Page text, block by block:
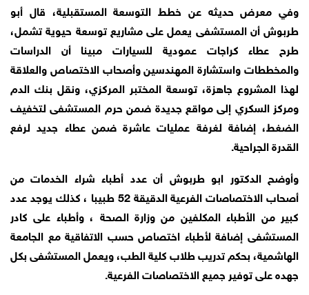
وفي معرض حديثه عن خطط التوسعة المستقبلية، قال أبو
طربوش أن المستشفى يعمل على مشاريع توسعة حيوية تشمل،
طرح عطاء كراجات عمودية للسيارات مبينا أن الدراسات
والمخططات واستشارة المهندسين وأصحاب الاختصاص والعلاقة
لهذا المشروع جاهزة، توسعة المختبر المركزي، ونقل بنك الدم
ومركز السكري إلى مواقع جديدة ضمن حرم المستشفى لتخفيف
الضغط، إضافة لغرفة عمليات عاشرة ضمن عطاء جديد لرفع
القدرة الجراحية.
وأوضح الدكتور ابو طربوش أن عدد أطباء شراء الخدمات من
أصحاب الاختصاصات الفرعية الدقيقة 52 طبيبا ، كذلك يوجد عدد
كبير من الأطباء المكلفين من وزارة الصحة ، وأطباء على كادر
المستشفى إضافة لأطباء اختصاص حسب الاتفاقية مع الجامعة
الهاشمية، بحكم تدريب طلاب كلية الطب، ويعمل المستشفى بكل
جهده على توفير جميع الاختصاصات الفرعية.